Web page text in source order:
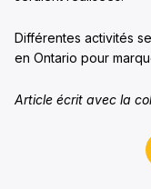
Différentes activités
en Ontario pour
Article écrit avec la